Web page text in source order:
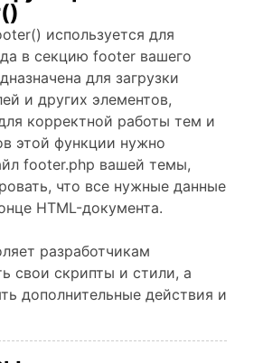
используется для
в секцию footer вашего
для загрузки
и других элементов,
корректной работы тем и
этой функции нужно
footer.php вашей темы,
что все нужные данные
HTML-документа.
разработчикам
свои скрипты и стили, а
дополнительные действия и